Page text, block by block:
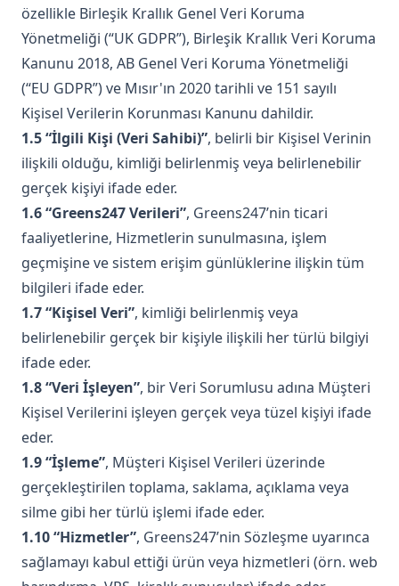
özellikle Birleşik Krallık Genel Veri Koruma
Yönetmeliği (“UK GDPR”), Birleşik Krallık Veri Koruma
Kanunu 2018, AB Genel Veri Koruma Yönetmeliği
(“EU GDPR”) ve Mısır'ın 2020 tarihli ve 151 sayılı
Kişisel Verilerin Korunması Kanunu dahildir.
1.5 “İlgili Kişi (Veri Sahibi)”, belirli bir Kişisel Verinin
ilişkili olduğu, kimliği belirlenmiş veya belirlenebilir
gerçek kişiyi ifade eder.
1.6 “Greens247 Verileri”, Greens247’nin ticari
faaliyetlerine, Hizmetlerin sunulmasına, işlem
geçmişine ve sistem erişim günlüklerine ilişkin tüm
bilgileri ifade eder.
1.7 “Kişisel Veri”, kimliği belirlenmiş veya
belirlenebilir gerçek bir kişiyle ilişkili her türlü bilgiyi
ifade eder.
1.8 “Veri İşleyen”, bir Veri Sorumlusu adına Müşteri
Kişisel Verilerini işleyen gerçek veya tüzel kişiyi ifade
eder.
1.9 “İşleme”, Müşteri Kişisel Verileri üzerinde
gerçekleştirilen toplama, saklama, açıklama veya
silme gibi her türlü işlemi ifade eder.
1.10 “Hizmetler”, Greens247’nin Sözleşme uyarınca
sağlamayı kabul ettiği ürün veya hizmetleri (örn. web